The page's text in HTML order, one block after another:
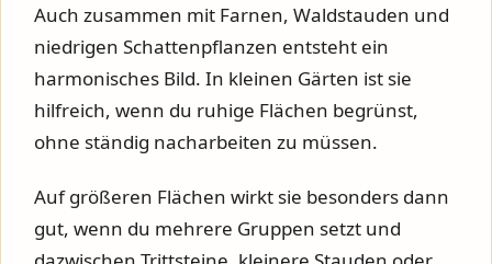
Auch zusammen mit Farnen, Waldstauden und
niedrigen Schattenpflanzen entsteht ein
harmonisches Bild. In kleinen Gärten ist sie
hilfreich, wenn du ruhige Flächen begrünst,
ohne ständig nacharbeiten zu müssen.
Auf größeren Flächen wirkt sie besonders dann
gut, wenn du mehrere Gruppen setzt und